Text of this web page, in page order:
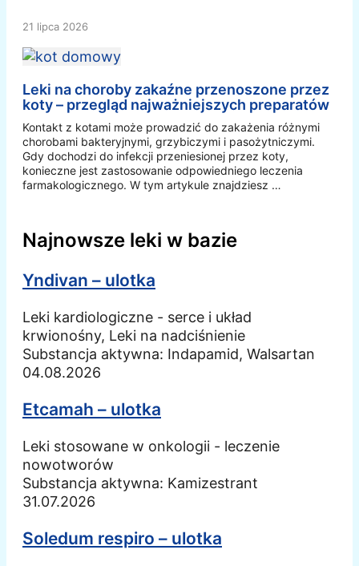
21 lipca 2026
Leki na choroby zakaźne przenoszone przez
koty – przegląd najważniejszych preparatów
Kontakt z kotami może prowadzić do zakażenia różnymi
chorobami bakteryjnymi, grzybiczymi i pasożytniczymi.
Gdy dochodzi do infekcji przeniesionej przez koty,
konieczne jest zastosowanie odpowiedniego leczenia
farmakologicznego. W tym artykule znajdziesz …
Najnowsze leki w bazie
Yndivan – ulotka
Leki kardiologiczne - serce i układ
krwionośny, Leki na nadciśnienie
Substancja aktywna: Indapamid, Walsartan
04.08.2026
Etcamah – ulotka
Leki stosowane w onkologii - leczenie
nowotworów
Substancja aktywna: Kamizestrant
31.07.2026
Soledum respiro – ulotka